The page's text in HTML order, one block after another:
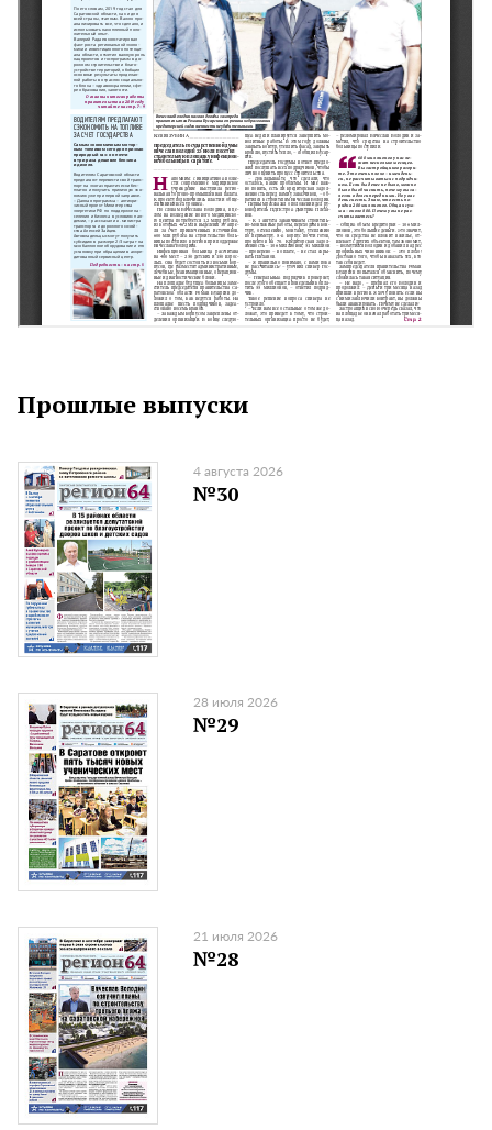
Прошлые выпуски
4 августа 2026
№30
28 июля 2026
№29
21 июля 2026
№28